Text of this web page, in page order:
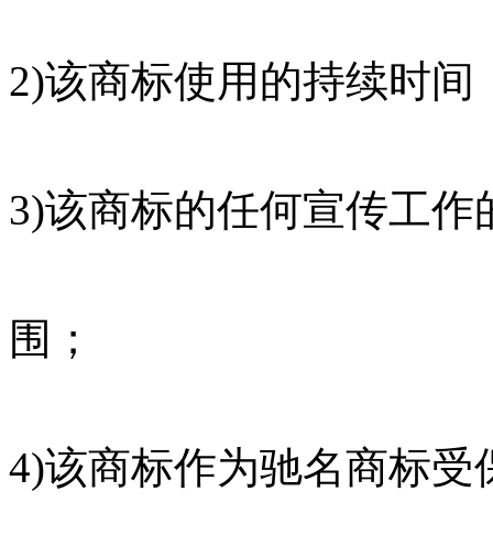
2)该商标使用的持续时间
3)该商标的任何宣传工
围；
4)该商标作为驰名商标受